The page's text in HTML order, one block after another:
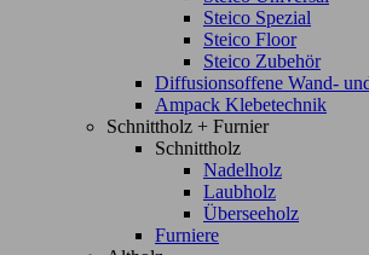
Steico Spezial
Steico Floor
Steico Zubehör
Diffusionsoffene Wand-
Ampack Klebetechnik
Schnittholz + Furnier
Schnittholz
Nadelholz
Laubholz
Überseeholz
Furniere